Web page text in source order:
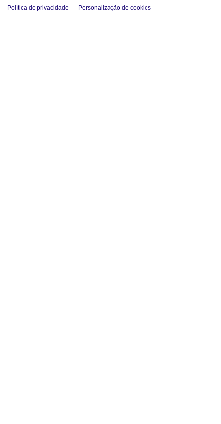
Política de privacidade Personalização de cookies